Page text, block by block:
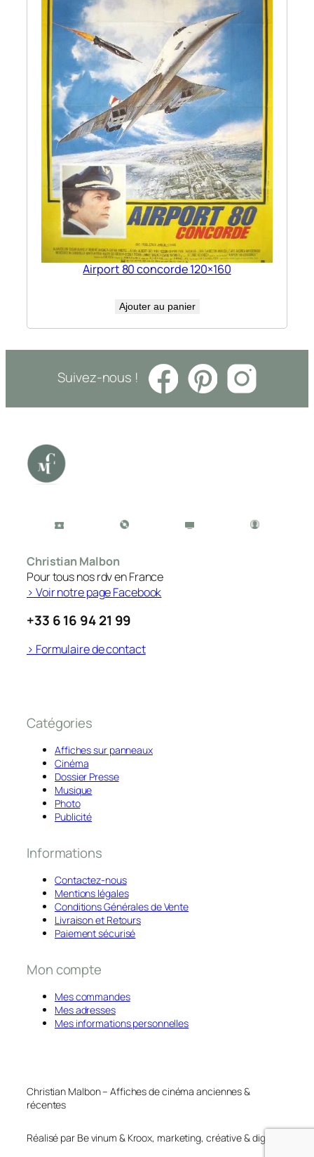
Airport 80 concorde 120×160
Ajouter au panier
Suivez-nous !
Christian Malbon
Pour tous nos rdv en France
> Voir notre page Facebook
+33 6 16 94 21 99
> Formulaire de contact
Catégories
Affiches sur panneaux
Cinéma
Dossier Presse
Musique
Photo
Publicité
Informations
Contactez-nous
Mentions légales
Conditions Générales de Vente
Livraison et Retours
Paiement sécurisé
Mon compte
Mes commandes
Mes adresses
Mes informations personnelles
Christian Malbon – Affiches de cinéma anciennes &
récentes
Réalisé par Be vinum & Kroox, marketing, créative & digital